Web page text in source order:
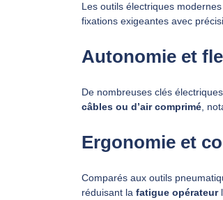
Les outils électriques
fixations exigeantes avec
Autonomie et
De nombreuses clés
câbles ou d’air comprimé,
Ergonomie et
Comparés aux outils
réduisant la fatigue opérateur